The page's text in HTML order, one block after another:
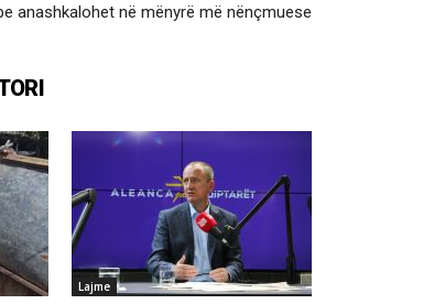
anashkalohet në mënyrë më nënçmuese
Lajme